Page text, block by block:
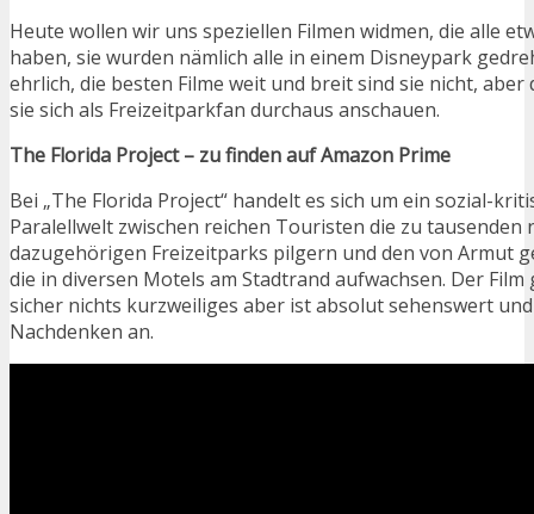
Heute wollen wir uns speziellen Filmen widmen, die alle
haben, sie wurden nämlich alle in einem Disneypark
ehrlich, die besten Filme weit und breit sind sie nicht, aber
sie sich als Freizeitparkfan durchaus anschauen.
The Florida Project – zu finden auf Amazon Prime
Bei „The Florida Project“ handelt es sich um ein sozial-
Paralellwelt zwischen reichen Touristen die zu tausenden
dazugehörigen Freizeitparks pilgern und den von Armut
die in diversen Motels am Stadtrand aufwachsen. Der
sicher nichts kurzweiliges aber ist absolut sehenswert
Nachdenken an.